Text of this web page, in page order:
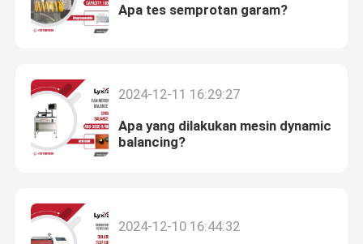
Produk
Apa tes semprotan garam?
2024-12-11 16:29:27
Apa yang dilakukan mesin dynamic
balancing?
2024-12-10 16:44:32